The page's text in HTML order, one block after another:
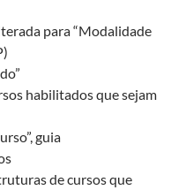
para “Modalidade
habilitados que sejam
guia
de cursos que